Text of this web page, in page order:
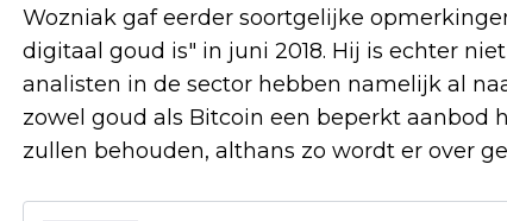
Wozniak gaf eerder soortgelijke
digitaal goud is" in juni 2018. Hij is echter
analisten in de sector hebben namelijk al
zowel goud als Bitcoin een beperkt aanbod
zullen behouden, althans zo wordt er over